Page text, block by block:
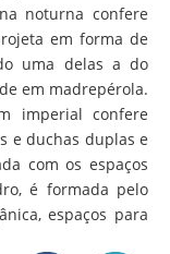
noturna confere
em forma de
uma delas a do
em madrepérola.
imperial confere
e duchas duplas e
com os espaços
é formada pelo
espaços para